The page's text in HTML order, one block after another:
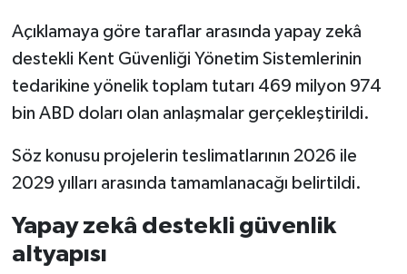
Açıklamaya göre taraflar arasında yapay zekâ
destekli Kent Güvenliği Yönetim Sistemlerinin
tedarikine yönelik toplam tutarı 469 milyon 974
bin ABD doları olan anlaşmalar gerçekleştirildi.
Söz konusu projelerin teslimatlarının 2026 ile
2029 yılları arasında tamamlanacağı belirtildi.
Yapay zekâ destekli güvenlik
altyapısı